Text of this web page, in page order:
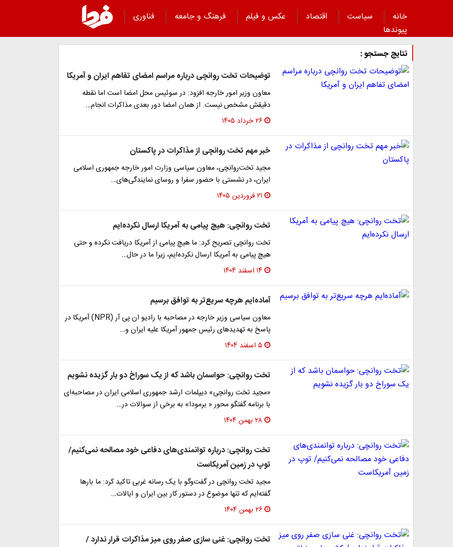
خانه سیاست اقتصاد عکس و فیلم فرهنگ و جامعه
فناوری
پیوند‌ها
نتایج جستجو :
توضیحات تخت روانچی درباره مراسم امضای تفاهم ایران و آمریکا
معاون وزیر امور خارجه افزود: در سوئیس محل امضا است اما نقطه
دقیقش مشخص نیست. از همان امضا دور بعدی مذاکرات انجام…
۲۶ خرداد ۱۴۰۵
خبر مهم تخت روانچی از مذاکرات در پاکستان
مجید تخت‌روانچی، معاون سیاسی وزارت امور خارجه جمهوری اسلامی
ایران، در نشستی با حضور سفرا و روسای نمایندگی‌های…
۲۱ فروردین ۱۴۰۵
تخت روانچی: هیچ پیامی به آمریکا ارسال نکرده‌ایم
تخت روانچی تصریح کرد: ما هیچ پیامی از آمریکا دریافت نکرده و حتی
هیچ پیامی به آمریکا ارسال نکرده‌ایم، زیرا ما در حال…
۱۴ اسفند ۱۴۰۴
آماده‌ایم هرچه سریع‌تر به توافق برسیم
معاون سیاسی وزیر خارجه در مصاحبه با رادیو ان پی آر (NPR) آمریکا در
پاسخ به تهدیدهای رئیس جمهور آمریکا علیه ایران و…
۵ اسفند ۱۴۰۴
تخت روانچی: حواسمان باشد که از یک سوراخ دو بار گزیده نشویم
«مجید تخت روانچی» دیپلمات ارشد جمهوری اسلامی ایران در مصاحبه‌ای
با برنامه گفتگو محور « برمودا» به برخی از سوالات در…
۲۸ بهمن ۱۴۰۴
تخت روانچی: درباره توانمندی‌های دفاعی خود مصالحه نمی‌کنیم/
توپ در زمین آمریکاست
مجید تخت روانچی در گفت‌وگو با یک رسانه غربی تاکید کرد: ما بارها
گفته‌ایم که تنها موضوع در دستور کار بین ایران و ایالات…
۲۶ بهمن ۱۴۰۴
تخت روانچی: غنی سازی صفر روی میز مذاکرات قرار ندارد /